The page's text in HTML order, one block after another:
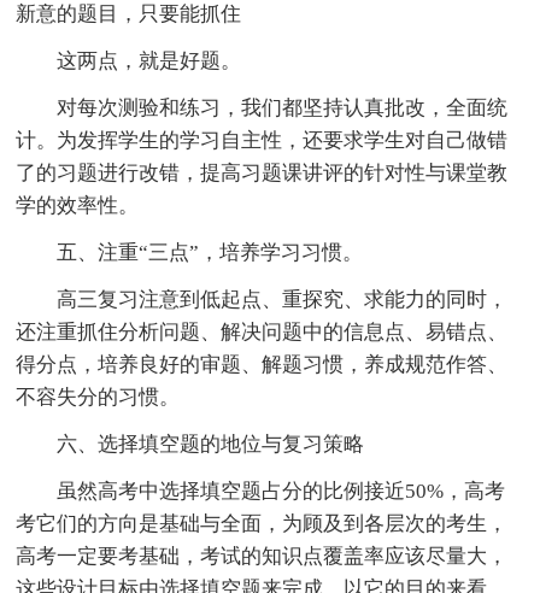
新意的题目，只要能抓住
这两点，就是好题。
对每次测验和练习，我们都坚持认真批改，全面统
计。为发挥学生的学习自主性，还要求学生对自己做错
了的习题进行改错，提高习题课讲评的针对性与课堂教
学的效率性。
五、注重“三点”，培养学习习惯。
高三复习注意到低起点、重探究、求能力的同时，
还注重抓住分析问题、解决问题中的信息点、易错点、
得分点，培养良好的审题、解题习惯，养成规范作答、
不容失分的习惯。
六、选择填空题的地位与复习策略
虽然高考中选择填空题占分的比例接近50%，高考
考它们的方向是基础与全面，为顾及到各层次的考生，
高考一定要考基础，考试的知识点覆盖率应该尽量大，
这些设计目标由选择填空题来完成。以它的目的来看，